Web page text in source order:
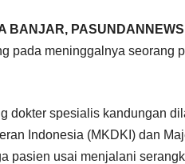
BANJAR,
pada meninggalnya seorang
dokter spesialis kandungan
Indonesia (MKDKI) dan
pasien usai menjalani